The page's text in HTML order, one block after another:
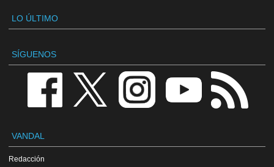
LO ÚLTIMO
SÍGUENOS
VANDAL
Redacción